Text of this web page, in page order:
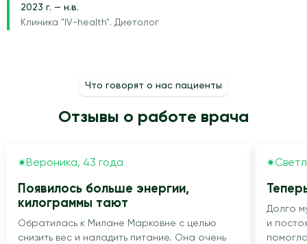
2023 г. — н.в.
Клиника "IV-health". Диетолог
Что говорят о нас пациенты
Отзывы о работе врача
Вероника, 43 года
Появилось больше энергии,
килограммы тают
Обратилась к Милане Марковне с целью
снизить вес и наладить питание. Она очень
Долго
и